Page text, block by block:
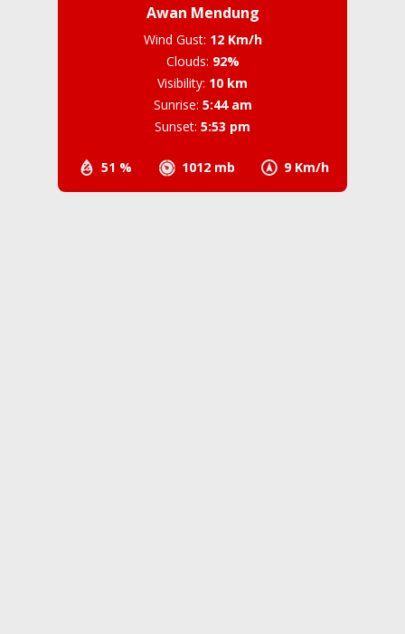
Awan Mendung
51 % 1012 mb 9 Km/h
Wind Gust: 12 Km/h
Clouds: 92%
Visibility: 10 km
Sunrise: 5:44 am
Sunset: 5:53 pm